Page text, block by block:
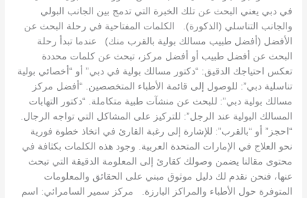
في دبي يعني البحث عن تلك الخبرة التي تدمج بين الجانب البولي
والجانب التناسلي (الذكورة). الكلمات المفتاحية في رحلة البحث عن
الأفضل (أفضل طبيب مسالك بولية بالقرب منك) عندما تبدأ رحلة
البحث عن أفضل طبيب أو أفضل مركز، تبحث عن كلمات محددة
تعكس احتياجك الدقيق: “دكتور مسالك بولية في دبي” أو “أخصائي بولية
تناسلية دبي”: للوصول إلى قائمة الأطباء المتخصصين. “أفضل مركز
مسالك بولية دبي”: للبحث عن منشآت طبية متكاملة. “دكتور التهابات
المسالك البولية عند الرجل”: للتركيز على المشاكل التي تواجه الرجال.
“احجز” أو “بالقرب”: للإشارة إلى رغبة القارئ في اتخاذ خطوة فورية
نحو العلاج في الإمارات المتحدة العربية. وجود هذه الكلمات بكثافة في
محتوى مقالنا يضمن وصولك كقارئ إلى المعلومة الدقيقة التي تبحث
عنها، فنحن نقدم لك دليل موثوق مبني على الحقائق والمعلومات
المتوفرة حول الأطباء والمراكز البارزة. مركز سمير السامرائي: اسم